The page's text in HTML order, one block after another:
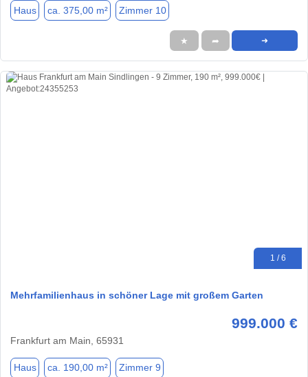
Haus ca. 375,00 m² Zimmer 10
★ ➦ ➜
1 / 6
Mehrfamilienhaus in schöner Lage mit großem Garten
999.000 €
Frankfurt am Main, 65931
Haus ca. 190,00 m² Zimmer 9